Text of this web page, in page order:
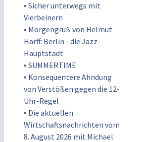
▪ Sicher unterwegs mit
Vierbeinern
▪ Morgengruß von Helmut
Harff: Berlin - die Jazz-
Hauptstadt
▪ SUMMERTIME
▪ Konsequentere Ahndung
von Verstößen gegen die 12-
Uhr-Regel
▪ Die aktuellen
Wirtschaftsnachrichten vom
8. August 2026 mit Michael